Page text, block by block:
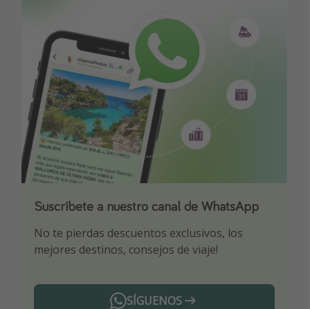
Suscríbete a nuestro canal de WhatsApp
No te pierdas descuentos exclusivos, los
mejores destinos, consejos de viaje!
SÍGUENOS
Descarga nuestra app
Sé el primero en reservar nuestros chollazos
¡Suscríbete a nuestro canal de Telegram!
¡Recibe las mejores ofertas seleccionadas para
ti por nuestros expertos en viajes
Telegram